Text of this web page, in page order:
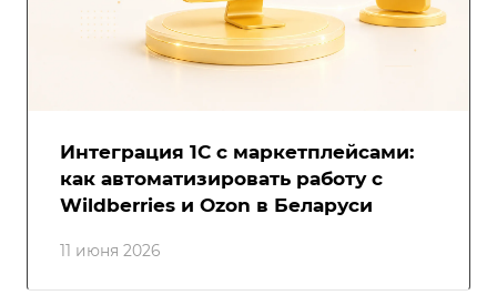
11 июня 2026
Интеграция 1С с маркетплейсами:
как автоматизировать работу с
Wildberries и Ozon в Беларуси